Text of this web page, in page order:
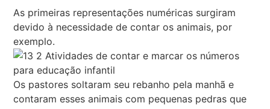
As primeiras representações numéricas surgiram
devido à necessidade de contar os animais, por
exemplo.
Os pastores soltaram seu rebanho pela manhã e
contaram esses animais com pequenas pedras que